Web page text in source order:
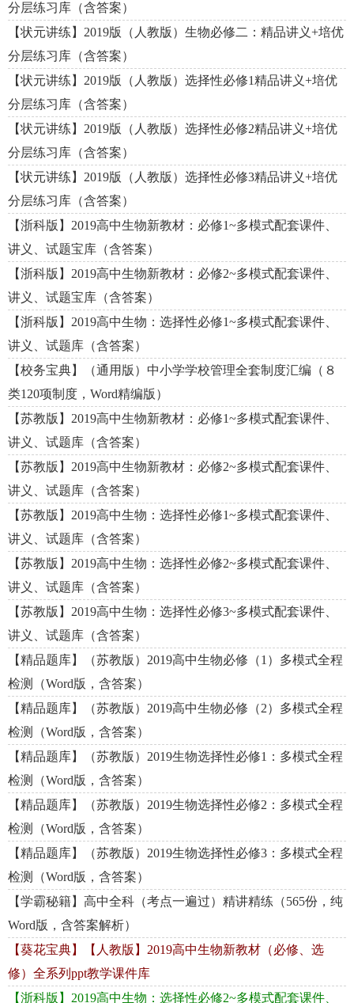
分层练习库（含答案）
【状元讲练】2019版（人教版）生物必修二：精品讲义+培优
分层练习库（含答案）
【状元讲练】2019版（人教版）选择性必修1精品讲义+培优
分层练习库（含答案）
【状元讲练】2019版（人教版）选择性必修2精品讲义+培优
分层练习库（含答案）
【状元讲练】2019版（人教版）选择性必修3精品讲义+培优
分层练习库（含答案）
【浙科版】2019高中生物新教材：必修1~多模式配套课件、
讲义、试题宝库（含答案）
【浙科版】2019高中生物新教材：必修2~多模式配套课件、
讲义、试题宝库（含答案）
【浙科版】2019高中生物：选择性必修1~多模式配套课件、
讲义、试题库（含答案）
【校务宝典】（通用版）中小学学校管理全套制度汇编（８
类120项制度，Word精编版）
【苏教版】2019高中生物新教材：必修1~多模式配套课件、
讲义、试题库（含答案）
【苏教版】2019高中生物新教材：必修2~多模式配套课件、
讲义、试题库（含答案）
【苏教版】2019高中生物：选择性必修1~多模式配套课件、
讲义、试题库（含答案）
【苏教版】2019高中生物：选择性必修2~多模式配套课件、
讲义、试题库（含答案）
【苏教版】2019高中生物：选择性必修3~多模式配套课件、
讲义、试题库（含答案）
【精品题库】（苏教版）2019高中生物必修（1）多模式全程
检测（Word版，含答案）
【精品题库】（苏教版）2019高中生物必修（2）多模式全程
检测（Word版，含答案）
【精品题库】（苏教版）2019生物选择性必修1：多模式全程
检测（Word版，含答案）
【精品题库】（苏教版）2019生物选择性必修2：多模式全程
检测（Word版，含答案）
【精品题库】（苏教版）2019生物选择性必修3：多模式全程
检测（Word版，含答案）
【学霸秘籍】高中全科（考点一遍过）精讲精练（565份，纯
Word版，含答案解析）
【葵花宝典】【人教版】2019高中生物新教材（必修、选
修）全系列ppt教学课件库
【浙科版】2019高中生物：选择性必修2~多模式配套课件、